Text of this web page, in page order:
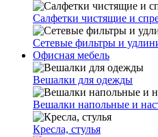
Салфетки чистящие и
Сетевые фильтры и
Офисная мебель
Вешалки для одежды
Вешалки напольные и
Кресла, стулья